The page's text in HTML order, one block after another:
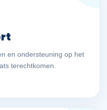
en ondersteuning op het
terechtkomen.